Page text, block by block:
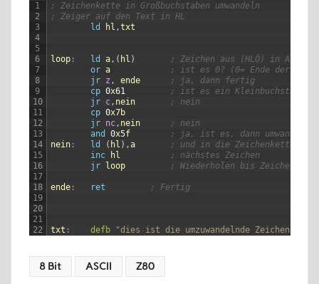
1
2
3
4
5
6
7
8
9
10
11
12
13
14
15
16
17
18
19
20
21
22
; Zeichenkette in Großbuchstaben umwandeln
; Zeiger auf den Text in HL
ld
hl ,txt
loop: ld a, ( hl )
; Zeichen aus (HLÖ) in A
or a
; ist es 0? (0= Ende der
jr
z , ende
; ja, dann fertig
cp 0x61
; ist es ein Kleinbuchstabe?
jr
c, nein
; nein
cp 0x7b
jr
nc, nein
; nein
and
0x5f
; ja, ist es, dann umwandeln
nein: ld ( hl ) ,a
; und in die Zeichenkette
inc
hl
; nächstes Zeichen
jr
loop ; Wiederholen bis
ende: ret ; Fertig
txt : defb "dies ist die umzuwandelnde
8 Bit ASCII Z80